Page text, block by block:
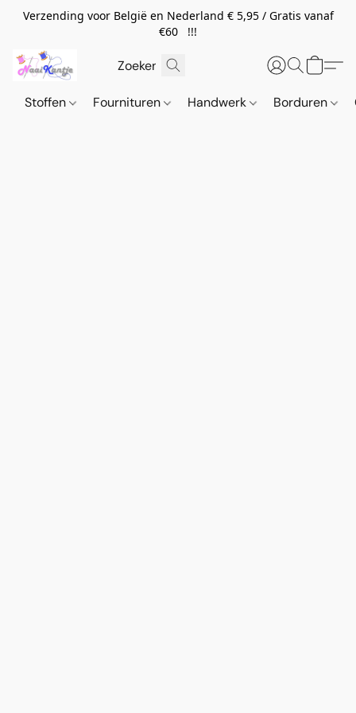
Verzending voor België en Nederland € 5,95 / Gratis vanaf
€60 !!!
Stoffen Fournituren Handwerk Borduren